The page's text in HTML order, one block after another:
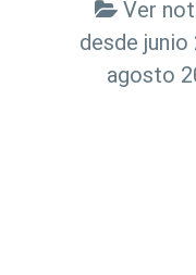
Ver
desde junio
agosto